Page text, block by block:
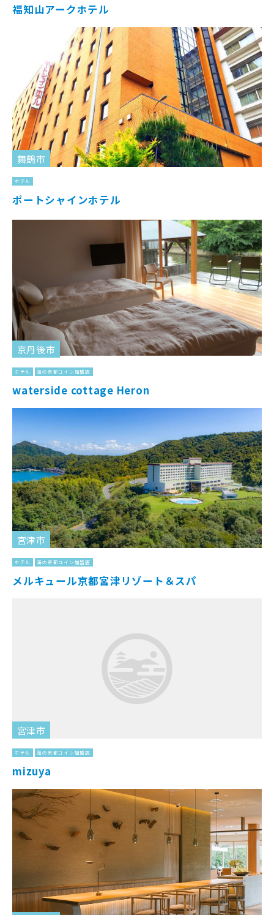
福知山アークホテル
舞鶴市
ホテル
ポートシャインホテル
京丹後市
ホテル 海の京都コイン加盟店
waterside cottage Heron
宮津市
ホテル 海の京都コイン加盟店
メルキュール京都宮津リゾート＆スパ
宮津市
ホテル 海の京都コイン加盟店
mizuya